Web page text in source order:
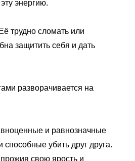
энергию.
трудно сломать или
защитить себя и дать
разворачивается на
и равнозначные
способные убить друг друга.
свою ярость и